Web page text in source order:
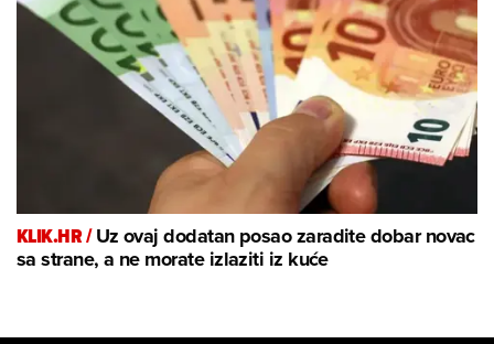
KLIK.HR /Uz ovaj dodatan posao zaradite dobar novac
sa strane, a ne morate izlaziti iz kuće